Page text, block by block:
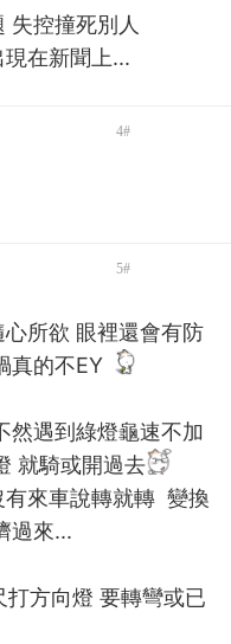
失控撞死別人
在新聞上...
4#
5#
所欲 眼裡還會有防
真的不EY
然遇到綠燈龜速不加
就騎或開過去
來車說轉就轉 變換
過來...
方向燈 要轉彎或已